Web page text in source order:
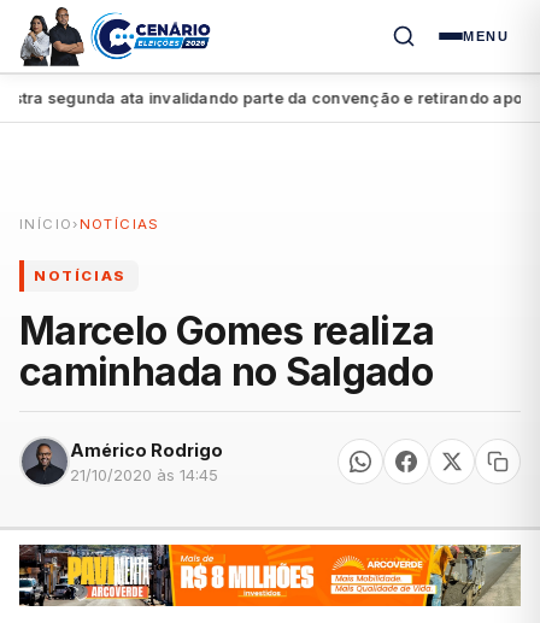
MENU
segunda ata invalidando parte da convenção e retirando apoio a
INÍCIO › NOTÍCIAS
NOTÍCIAS
Marcelo Gomes realiza
caminhada no Salgado
Américo Rodrigo
21/10/2020 às 14:45